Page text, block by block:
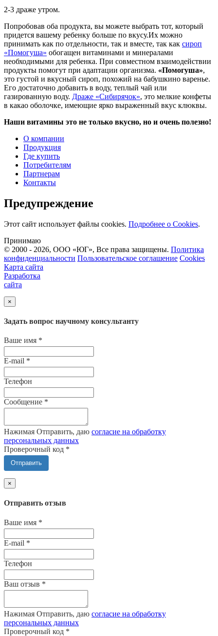
2-3 драже утром.
Попробовав оба продукта, вы можете выбрать тот, который
придется вашему ребенку больше по вкусу.Их можно
принимать как по отдельности, так и вместе, так как сироп
«Помогуша» обогащен витаминами и минералами
необходимыми для ребенка. При совместном взаимодействии
продукты помогут при адаптации организма. «Помогуша»,
это густой и вкусный сироп, похожий на бабушкино варенье.
Его достаточно добавить в воду, теплый чай или
газированную воду. Драже «Сибирячок», это мелкие конфеты
в какао оболочке, имеющие ярко выраженный вкус клюквы.
Наши витамины это не только вкусно, но и очень полезно!
О компании
Продукция
Где купить
Потребителям
Партнерам
Контакты
Предупреждение
Этот сайт использует файлы cookies. Подробнее о Cookies.
Принимаю
© 2000 - 2026, ООО «ЮГ», Все права защищены. Политика
конфиденциальности Пользовательское соглашение Cookies
Карта сайта
Разработка
сайта
×
Задать вопрос научному консультанту
Ваше имя *
E-mail *
Телефон
Сообщение *
Нажимая Отправить, даю согласие на обработку
персональных данных
Проверочный код *
Отправить
×
Отправить отзыв
Ваше имя *
E-mail *
Телефон
Ваш отзыв *
Нажимая Отправить, даю согласие на обработку
персональных данных
Проверочный код *